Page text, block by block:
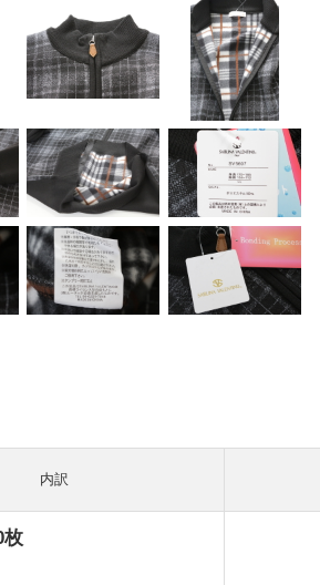
内訳